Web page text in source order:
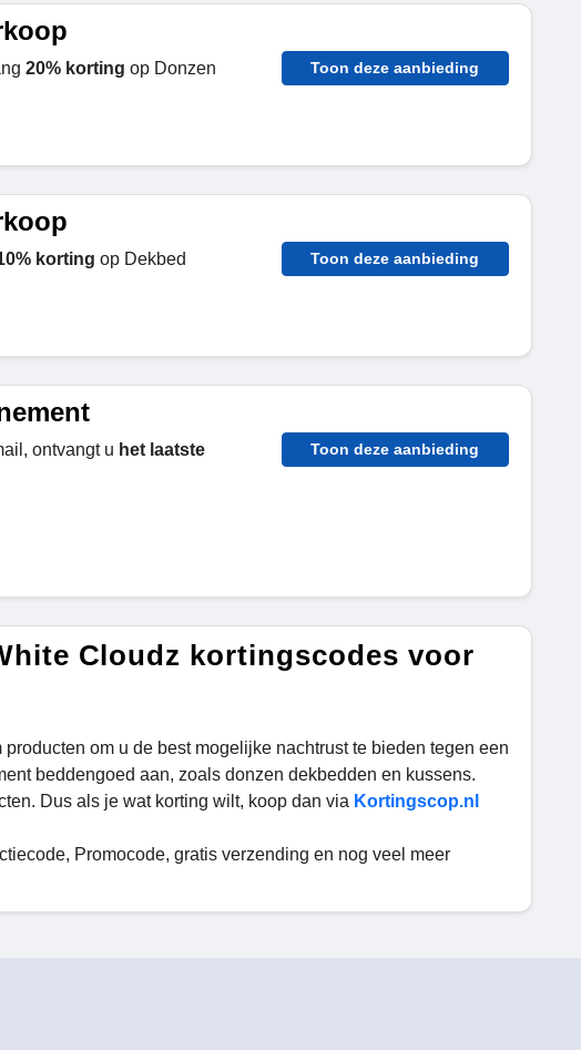
20% korting op Donzen
Toon deze aanbieding
korting op Dekbed
Toon deze aanbieding
ontvangt u het laatste
Toon deze aanbieding
Cloudz kortingscodes voor
om u de best mogelijke nachtrust te bieden tegen een
beddengoed aan, zoals donzen dekbedden en kussens.
Dus als je wat korting wilt, koop dan via Kortingscop.nl
Promocode, gratis verzending en nog veel meer